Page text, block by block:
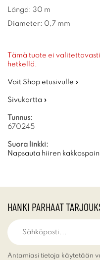
Längd: 30 m
Diameter: 0,7 mm
Tämä tuote ei
hetkellä.
Voit Shop etusivulle »
Sivukartta »
Tunnus:
670245
Suora linkki:
Napsauta hiiren
HANKI PARHAAT
Antamiasi tietoja käytetään